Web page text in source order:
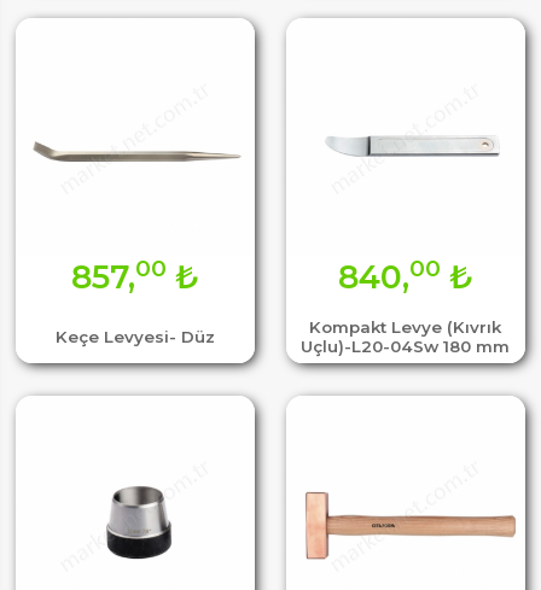
Keçe Levyesi- Düz
857,00 ₺
Kompakt Levye (Kıvrık
Uçlu)-L20-04Sw 180 mm
840,00 ₺